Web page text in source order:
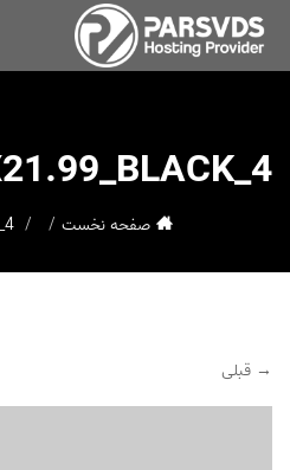
صفحه نخست
→ قبلی